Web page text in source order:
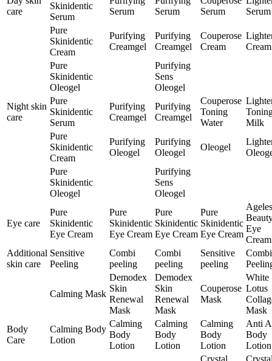
care
Skinidentic
Serum
Serum
Serum
Serum
Serum
Pure
Skinidentic
Cream
Purifying
Creamgel
Purifying
Creamgel
Couperose
Cream
Cream
Pure
Skinidentic
Oleogel
Purifying
Sens
Oleogel
Night skin
care
Pure
Skinidentic
Serum
Purifying
Creamgel
Purifying
Creamgel
Couperose
Toning
Water
Milk
Pure
Skinidentic
Cream
Purifying
Oleogel
Purifying
Oleogel
Oleogel
Pure
Skinidentic
Oleogel
Purifying
Sens
Oleogel
Eye care
Pure
Skinidentic
Eye Cream
Pure
Skinidentic
Eye Cream
Pure
Skinidentic
Eye Cream
Pure
Skinidentic
Eye Cream
Eye
Cream
Additional
skin care
Sensitive
Peeling
Combi
peeling
Combi
peeling
Sensitive
peeling
Combi
Calming Mask
Demodex
Skin
Renewal
Mask
Demodex
Skin
Renewal
Mask
Couperose
Mask
White
Lotus
Mask
Body
Care
Calming Body
Lotion
Calming
Body
Lotion
Calming
Body
Lotion
Calming
Body
Lotion
Anti
Body
Lotion